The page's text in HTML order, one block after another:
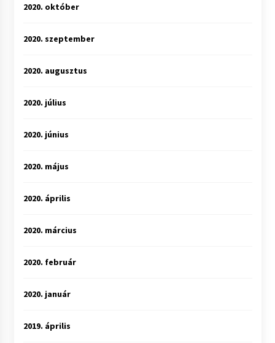
2020. október
2020. szeptember
2020. augusztus
2020. július
2020. június
2020. május
2020. április
2020. március
2020. február
2020. január
2019. április